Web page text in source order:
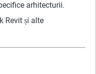
arhitecturii.
Revit și alte